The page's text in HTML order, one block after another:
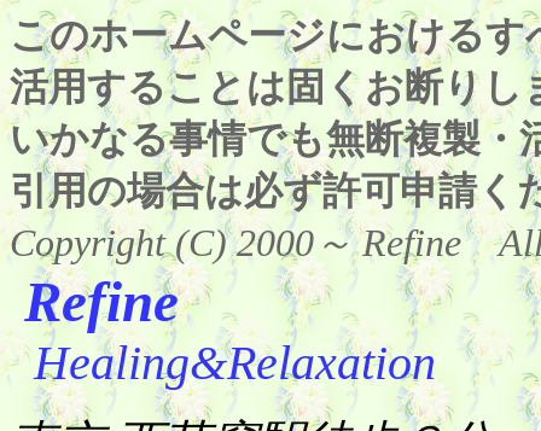
このホームページにおける
活用することは固くお断りし
いかなる事情でも無断複製・
引用の場合は必ず許可申請く
Copyright (C) 2000～ Refine
Refine
Healing&Relaxation